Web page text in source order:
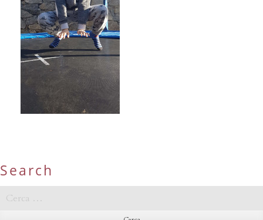
Search
Ricerca
per: